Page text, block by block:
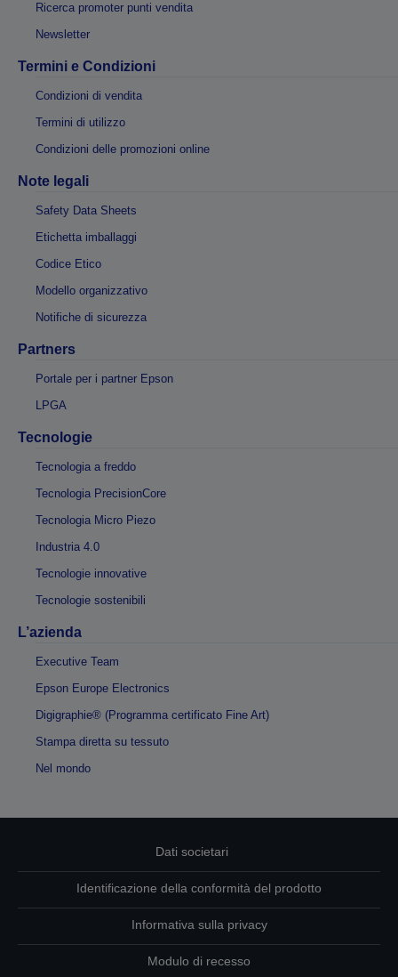
Ricerca promoter punti vendita
Newsletter
Termini e Condizioni
Condizioni di vendita
Termini di utilizzo
Condizioni delle promozioni online
Note legali
Safety Data Sheets
Etichetta imballaggi
Codice Etico
Modello organizzativo
Notifiche di sicurezza
Partners
Portale per i partner Epson
LPGA
Tecnologie
Tecnologia a freddo
Tecnologia PrecisionCore
Tecnologia Micro Piezo
Industria 4.0
Tecnologie innovative
Tecnologie sostenibili
L’azienda
Executive Team
Epson Europe Electronics
Digigraphie® (Programma certificato Fine Art)
Stampa diretta su tessuto
Nel mondo
Dati societari
Identificazione della conformità del prodotto
Informativa sulla privacy
Modulo di recesso